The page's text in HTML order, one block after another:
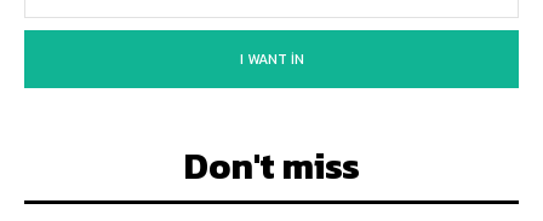
I WANT IN
Don't miss